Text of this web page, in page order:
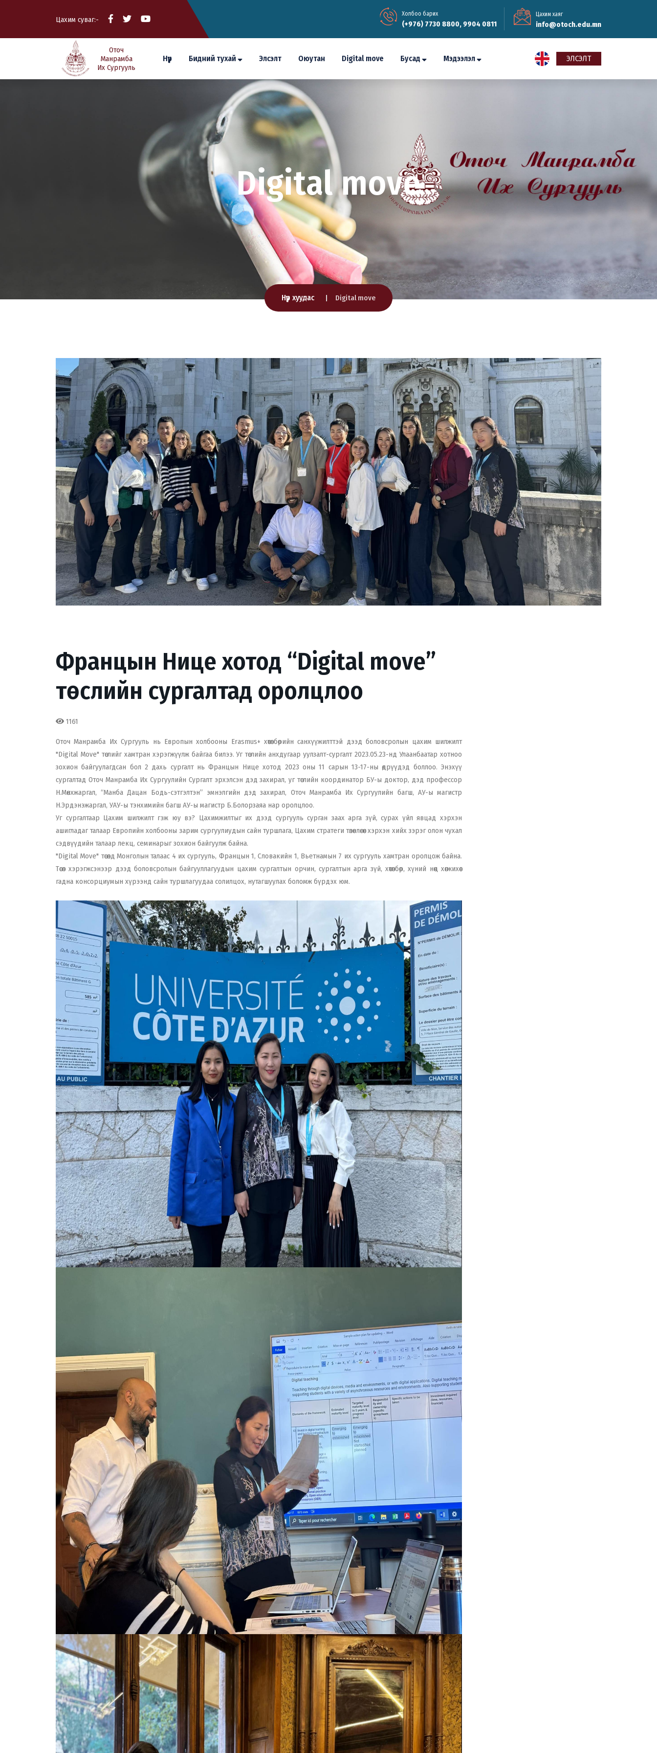
Цахим суваг:-
Холбоо барих
(+976) 7730 8800, 9904 0811
Цахим хаяг
info@otoch.edu.mn
Оточ
Манрамба
Их Сургууль
Нүүр Бидний тухай Элсэлт Оюутан Digital move Бусад Мэдээлэл ЭЛСЭЛТ
Digital move
Нүүр хуудас Digital move
Францын Нице хотод “Digital move”
төслийн сургалтад оролцлоо
1161
Оточ Манрамба Их Сургууль нь Европын холбооны Erasmus+ хөтөлбөрийн санхүүжилттэй дээд боловсролын цахим шилжилт
"Digital Move" төслийг хамтран хэрэгжүүлж байгаа билээ. Уг төслийн анхдугаар уулзалт-сургалт 2023.05.23-нд Улаанбаатар хотноо
зохион байгуулагдсан бол 2 дахь сургалт нь Францын Нице хотод 2023 оны 11 сарын 13-17-ны өдрүүдэд боллоо. Энэхүү
сургалтад Оточ Манрамба Их Сургуулийн Сургалт эрхэлсэн дэд захирал, уг төслийн координатор БУ-ы доктор, дэд профессор
Н.Мөнхжаргал, “Манба Дацан Бодь-сэтгэлтэн” эмнэлгийн дэд захирал, Оточ Манрамба Их Сургуулийн багш, АУ-ы магистр
Н.Эрдэнэжаргал, УАУ-ы тэнхимийн багш АУ-ы магистр Б.Болорзаяа нар оролцлоо.
Уг сургалтаар Цахим шилжилт гэж юу вэ? Цахимжилтыг их дээд сургууль сурган заах арга зүй, сурах үйл явцад хэрхэн
ашигладаг талаар Европийн холбооны зарим сургуулиудын сайн туршлага, Цахим стратеги төлөвлөгөөг хэрхэн хийх зэрэг олон чухал
сэдвүүдийн талаар лекц, семинарыг зохион байгуулж байна.
"Digital Move" төсөлд Монголын талаас 4 их сургууль, Францын 1, Словакийн 1, Вьетнамын 7 их сургууль хамтран оролцож байна.
Төсөл хэрэгжсэнээр дээд боловсролын байгууллагуудын цахим сургалтын орчин, сургалтын арга зүй, хөтөлбөр, хүний нөөц хөгжихөөс
гадна консорциумын хүрээнд сайн туршлагуудаа солилцох, нутагшуулах боломж бүрдэх юм.